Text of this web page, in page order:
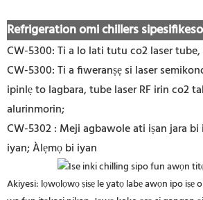
Refrigeration omi chillers
CW-5300: Ti a lo lati tutu co2 laser
CW-5300: Ti a fiweranṣẹ si laser
ipinlẹ to lagbara, tube laser RF irin co2
alurinmorin;
CW-5302 : Meji agbawole ati iṣan jara
iyan; Àlẹmọ bi iyan
Akiyesi: lọwọlọwọ ṣiṣẹ le yatọ labẹ awọn ipo iṣẹ